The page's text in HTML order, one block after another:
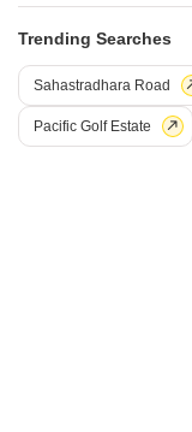
Trending Searches
Sahastradhara Road
Pacific Golf Estate